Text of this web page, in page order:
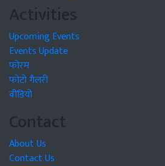
Activities
Upcoming Events
Events Update
फोरम
फोटो गैलरी
वीडियो
Contact
About Us
Contact Us